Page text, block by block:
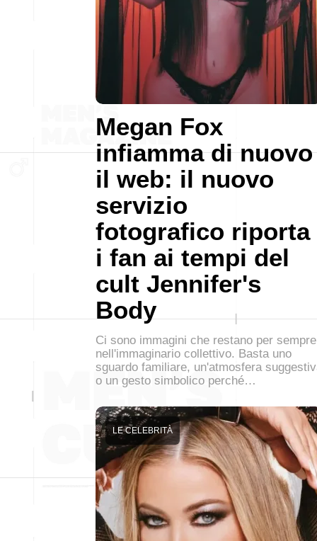
Megan Fox
infiamma di nuovo
il web: il nuovo
servizio
fotografico riporta
i fan ai tempi del
cult Jennifer's
Body
Ci sono immagini che restano per sempre
nell'immaginario collettivo. Basta uno
sguardo familiare, un'atmosfera
o un gesto simbolico perché…
LE CELEBRITÀ